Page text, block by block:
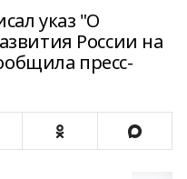
указ "О
России на
пресс-